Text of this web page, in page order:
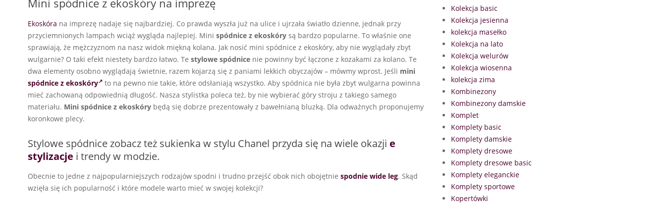
Mini spódnice z ekoskóry na imprezę
Ekoskóra na imprezę nadaje się najbardziej. Co prawda wyszła już na ulice i ujrzała światło dzienne, jednak przy
przyciemnionych lampach wciąż wygląda najlepiej. Mini spódnice z ekoskóry są bardzo popularne. To właśnie one
sprawiają, że mężczyznom na nasz widok miękną kolana. Jak nosić mini spódnice z ekoskóry, aby nie wyglądały zbyt
wulgarnie? O taki efekt niestety bardzo łatwo. Te stylowe spódnice nie powinny być łączone z kozakami za kolano. Te
dwa elementy osobno wyglądają świetnie, razem kojarzą się z paniami lekkich obyczajów – mówmy wprost. Jeśli mini
spódnice z ekoskóry
to na pewno nie takie, które odsłaniają wszystko. Aby spódnica nie była zbyt wulgarna powinna
mieć zachowaną odpowiednią długość. Nasza stylistka poleca też, by nie wybierać góry stroju z takiego samego
materiału. Mini spódnice z ekoskóry będą się dobrze prezentowały z bawełnianą bluzką. Dla odważnych proponujemy
koronkowe plecy.
Stylowe spódnice zobacz też sukienka w stylu Chanel przyda się na wiele okazji e
stylizacje i trendy w modzie.
Obecnie to jedne z najpopularniejszych rodzajów spodni i trudno przejść obok nich obojętnie spodnie wide leg. Skąd
wzięła się ich popularność i które modele warto mieć w swojej kolekcji?
Kolekcja basic
Kolekcja jesienna
kolekcja masełko
Kolekcja na lato
Kolekcja welurów
Kolekcja wiosenna
kolekcja zima
Kombinezony
Kombinezony damskie
Komplet
Komplety basic
Komplety damskie
Komplety dresowe
Komplety dresowe basic
Komplety eleganckie
Komplety sportowe
Kopertówki